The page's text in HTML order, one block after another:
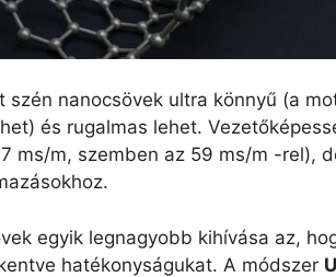
szén nanocsövek ultra könnyű (a
és rugalmas lehet.
ms/m, szemben az 59 ms/m -rel),
egyik legnagyobb kihívása az,
hatékonyságukat. A módszer